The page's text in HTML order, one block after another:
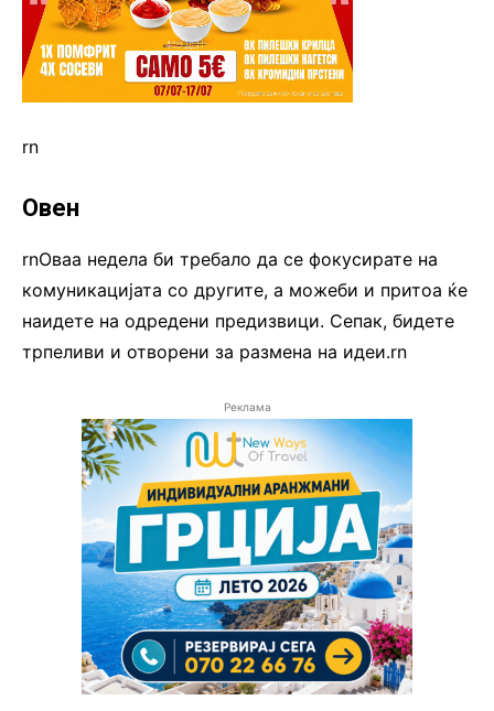
rn
Овен
rnОваа недела би требало да се фокусирате на
комуникацијата со другите, а можеби и притоа ќе
наидете на одредени предизвици. Сепак, бидете
трпеливи и отворени за размена на идеи.rn
Реклама